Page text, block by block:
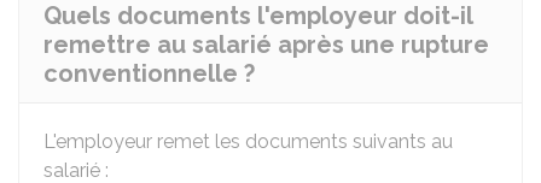
Quels documents l'employeur doit-il
remettre au salarié après une rupture
conventionnelle ?
L'employeur remet les documents suivants au
salarié :